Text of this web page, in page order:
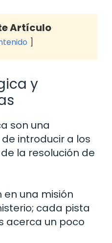
Artículo
y
son una
introducir a los
la resolución de
una misión
cada pista
acerca un poco